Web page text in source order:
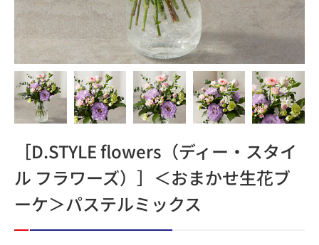
［D.STYLE flowers（ディー・スタイ
ル フラワーズ）］＜おまかせ生花ブ
ーケ＞パステルミックス